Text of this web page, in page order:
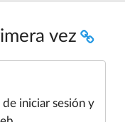
vez
iniciar sesión y